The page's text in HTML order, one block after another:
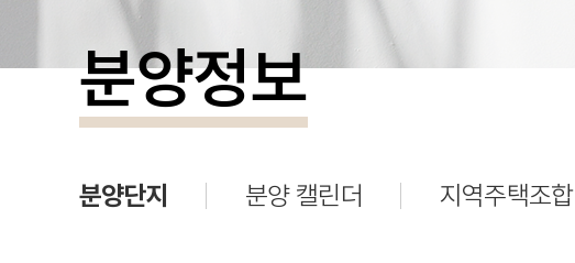
분양정보
분양단지 분양 캘린더 지역주택조합